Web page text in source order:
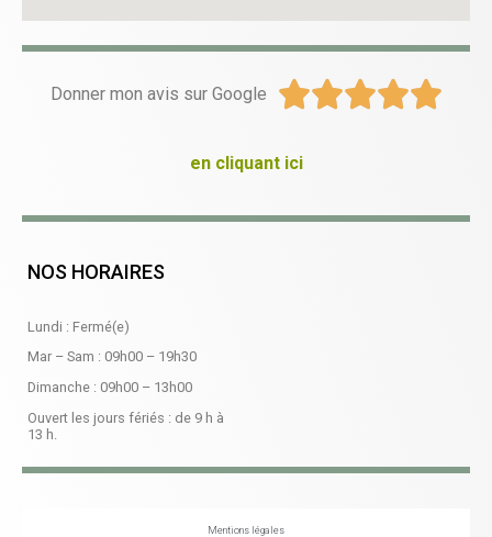
Donner mon avis sur Google 
en cliquant ici
NOS HORAIRES
Lundi : Fermé(e)
Mar – Sam : 09h00 – 19h30
Dimanche : 09h00 – 13h00
Ouvert les jours fériés : de 9 h à
13 h.
Mentions légales